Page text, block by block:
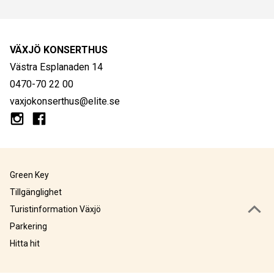
VÄXJÖ KONSERTHUS
Västra Esplanaden 14
0470-70 22 00
vaxjokonserthus@elite.se
Green Key
Tillgänglighet
Turistinformation Växjö
Parkering
Hitta hit